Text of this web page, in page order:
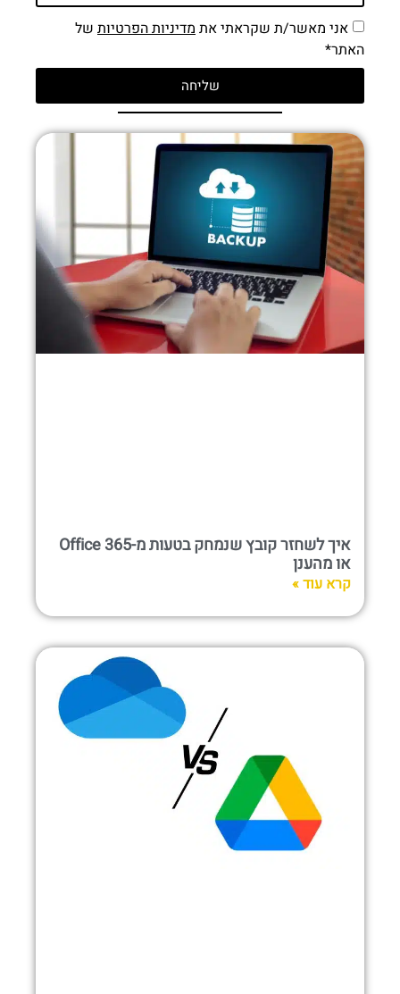
אני מאשר/ת שקראתי את מדיניות הפרטיות של
האתר*
שליחה
איך לשחזר קובץ שנמחק בטעות מ-Office 365
או מהענן
קרא עוד »